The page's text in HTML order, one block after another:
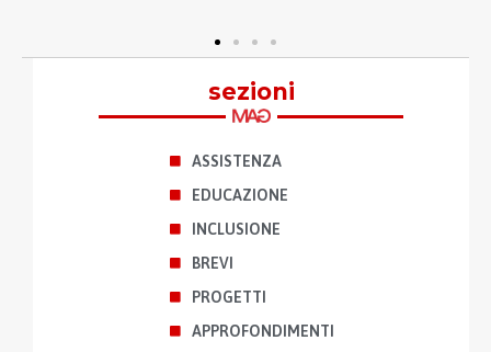
sezioni
ASSISTENZA
EDUCAZIONE
INCLUSIONE
BREVI
PROGETTI
APPROFONDIMENTI